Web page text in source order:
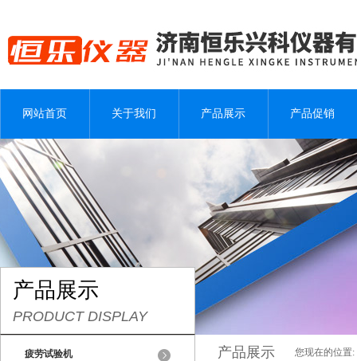
网站首页 关于我们 产品展示 产品促销
产品展示
PRODUCT DISPLAY
疲劳试验机 产品展示 您现在的位置: